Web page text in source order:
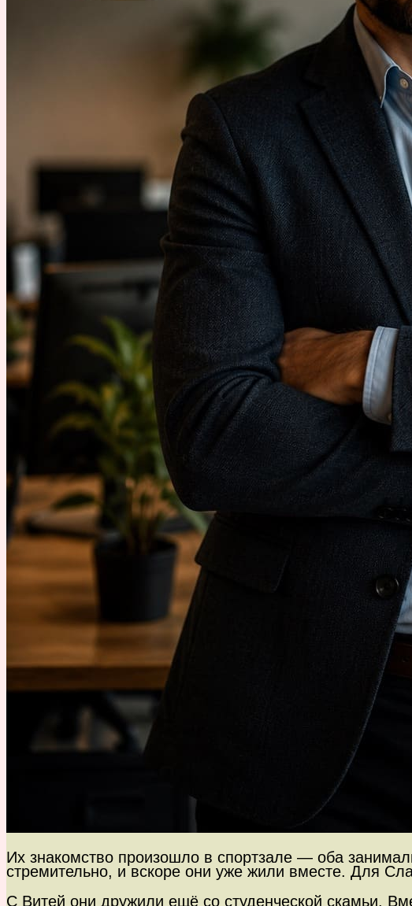
Их знакомство произошло в спортзале — оба
стремительно, и вскоре они уже жили вместе. Для
С Витей они дружили ещё со студенческой скамьи.